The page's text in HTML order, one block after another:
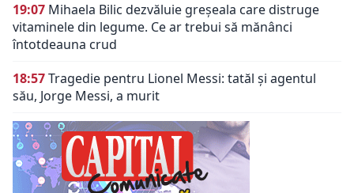
19:07 Mihaela Bilic dezvăluie greșeala care distruge
vitaminele din legume. Ce ar trebui să mănânci
întotdeauna crud
18:57Tragedie pentru Lionel Messi: tatăl și agentul
său, Jorge Messi, a murit